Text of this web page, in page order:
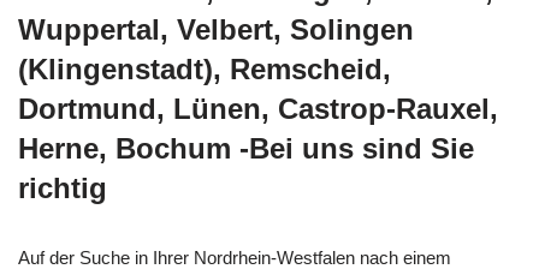
Wuppertal, Velbert, Solingen
(Klingenstadt), Remscheid,
Dortmund, Lünen, Castrop-Rauxel,
Herne, Bochum -Bei uns sind Sie
richtig
Auf der Suche in Ihrer Nordrhein-Westfalen nach einem